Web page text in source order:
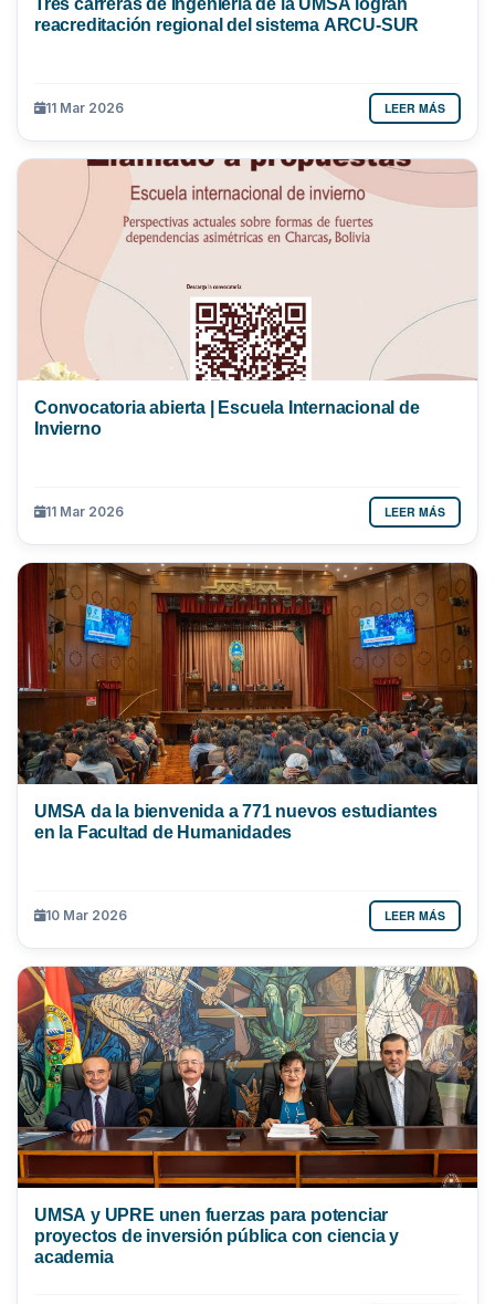
reacreditación regional del sistema ARCU-SUR
11 Mar 2026 LEER MÁS
Convocatoria abierta | Escuela Internacional de
Invierno
11 Mar 2026 LEER MÁS
UMSA da la bienvenida a 771 nuevos estudiantes
en la Facultad de Humanidades
10 Mar 2026 LEER MÁS
UMSA y UPRE unen fuerzas para potenciar
proyectos de inversión pública con ciencia y
academia